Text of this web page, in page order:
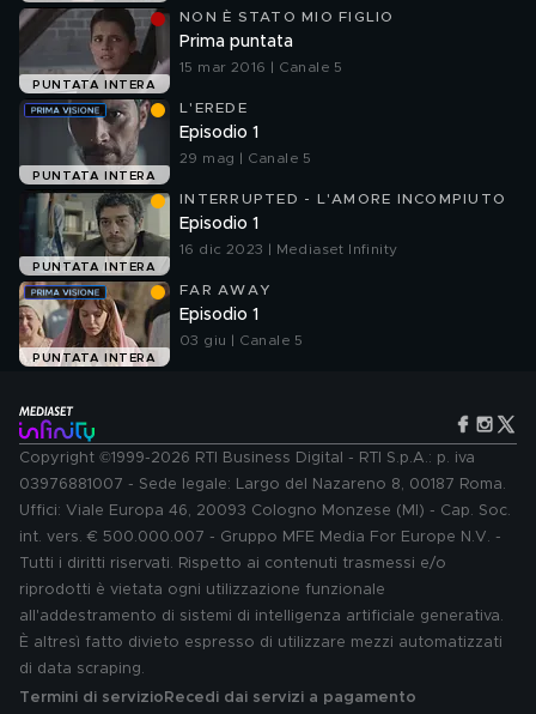
PUNTATA INTERA
NON È STATO MIO FIGLIO
Prima puntata
15 mar 2016 | Canale 5
PUNTATA INTERA
L'EREDE
Episodio 1
29 mag | Canale 5
PUNTATA INTERA
INTERRUPTED - L'AMORE INCOMPIUTO
Episodio 1
16 dic 2023 | Mediaset Infinity
PUNTATA INTERA
FAR AWAY
Episodio 1
03 giu | Canale 5
Copyright ©1999-2026 RTI Business Digital - RTI S.p.A.: p. iva
03976881007 - Sede legale: Largo del Nazareno 8, 00187 Roma.
Uffici: Viale Europa 46, 20093 Cologno Monzese (MI) - Cap. Soc.
int. vers. € 500.000.007 - Gruppo MFE Media For Europe N.V. -
Tutti i diritti riservati. Rispetto ai contenuti trasmessi e/o
riprodotti è vietata ogni utilizzazione funzionale
all'addestramento di sistemi di intelligenza artificiale generativa.
È altresì fatto divieto espresso di utilizzare mezzi automatizzati
di data scraping.
Termini di servizio Recedi dai servizi a pagamento